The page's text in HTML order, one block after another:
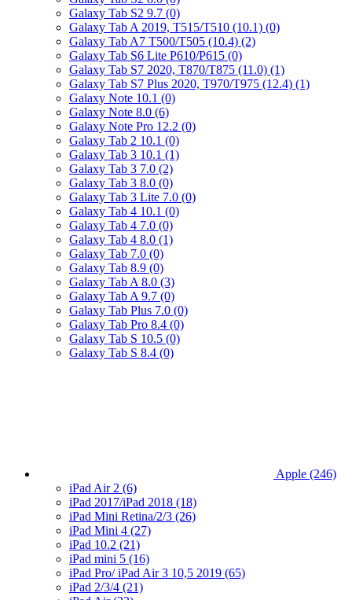
Galaxy Tab S2 9.7 (0)
Galaxy Tab A 2019, T515/T510 (10.1) (0)
Galaxy Tab A7 T500/T505 (10.4) (2)
Galaxy Tab S6 Lite P610/P615 (0)
Galaxy Tab S7 2020, T870/T875 (11.0) (1)
Galaxy Tab S7 Plus 2020, T970/T975 (12.4) (1)
Galaxy Note 10.1 (0)
Galaxy Note 8.0 (6)
Galaxy Note Pro 12.2 (0)
Galaxy Tab 2 10.1 (0)
Galaxy Tab 3 10.1 (1)
Galaxy Tab 3 7.0 (2)
Galaxy Tab 3 8.0 (0)
Galaxy Tab 3 Lite 7.0 (0)
Galaxy Tab 4 10.1 (0)
Galaxy Tab 4 7.0 (0)
Galaxy Tab 4 8.0 (1)
Galaxy Tab 7.0 (0)
Galaxy Tab 8.9 (0)
Galaxy Tab A 8.0 (3)
Galaxy Tab A 9.7 (0)
Galaxy Tab Plus 7.0 (0)
Galaxy Tab Pro 8.4 (0)
Galaxy Tab S 10.5 (0)
Galaxy Tab S 8.4 (0)
Apple (246)
iPad Air 2 (6)
iPad 2017/iPad 2018 (18)
iPad Mini Retina/2/3 (26)
iPad Mini 4 (27)
iPad 10.2 (21)
iPad mini 5 (16)
iPad Pro/ iPad Air 3 10,5 2019 (65)
iPad 2/3/4 (21)